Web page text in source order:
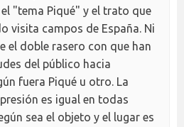
"tema Piqué" y el trato que
visita campos de España. Ni
el doble rasero con que han
del público hacia
fuera Piqué u otro. La
es igual en todas
sea el objeto y el lugar es